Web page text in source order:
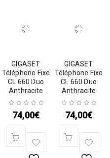
GIGASET
Téléphone Fixe
CL 660 Duo
Anthracite
74,00€
GIGASET
Téléphone Fixe
CL 660 Duo
Anthracite
74,00€